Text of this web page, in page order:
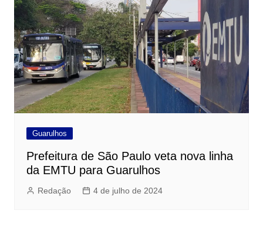
Guarulhos
Prefeitura de São Paulo veta nova linha
da EMTU para Guarulhos
Redação 4 de julho de 2024